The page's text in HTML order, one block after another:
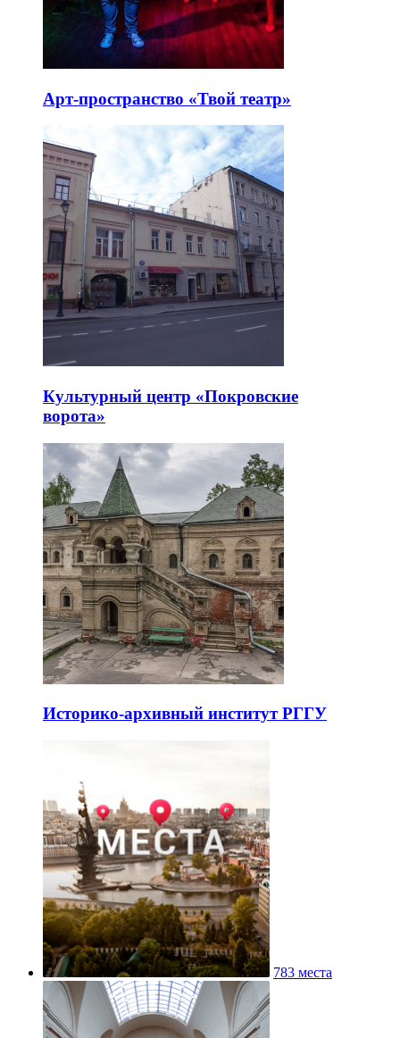
Арт-пространство «Твой театр»
Культурный центр «Покровские
ворота»
Историко-архивный институт РГГУ
783 места